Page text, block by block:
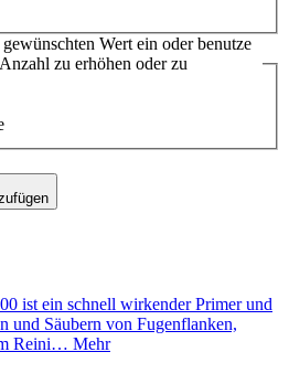
Wert ein oder benutze
zu erhöhen oder zu
ist ein schnell wirkender Primer und
und Säubern von Fugenflanken,
Reini… Mehr